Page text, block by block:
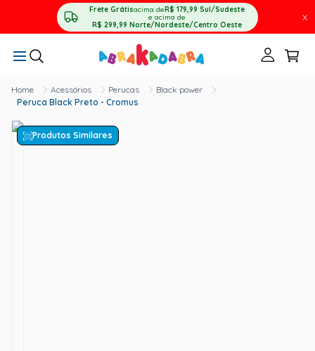
Frete Grátisacima deR$ 179,99 Sul/Sudeste
e acima de
R$ 299,99 Norte/Nordeste/Centro Oeste
X
Acessórios Perucas
Black power
Peruca Black Preto - Cromus
Produtos Similares